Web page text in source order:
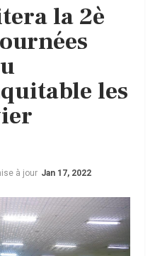
la 2è
les
à jour Jan 17, 2022